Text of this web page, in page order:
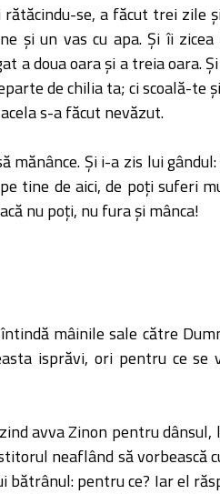
rătăcindu-se, a făcut trei zile
şi un vas cu apa. Şi îi zicea
a doua oara şi a treia oara.
de chilia ta; ci scoală-te
s-a făcut nevăzut.
mănânce. Şi i-a zis lui
tine de aici, de poţi suferi
nu poţi, nu fura şi mânca!
mâinile sale către
isprăvi, ori pentru ce se
avva Zinon pentru dânsul,
neaflând să vorbească
bătrânul: pentru ce? Iar el